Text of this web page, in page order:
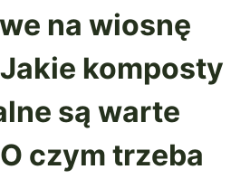
na wiosnę
komposty
są warte
czym trzeba